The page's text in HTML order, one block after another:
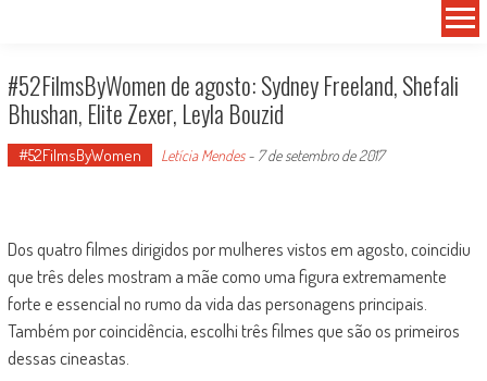
#52FilmsByWomen de agosto: Sydney Freeland, Shefali
Bhushan, Elite Zexer, Leyla Bouzid
#52FilmsByWomen Letícia Mendes- 7 de setembro de 2017
Dos quatro filmes dirigidos por mulheres vistos em agosto, coincidiu
que três deles mostram a mãe como uma figura extremamente
forte e essencial no rumo da vida das personagens principais.
Também por coincidência, escolhi três filmes que são os primeiros
dessas cineastas.